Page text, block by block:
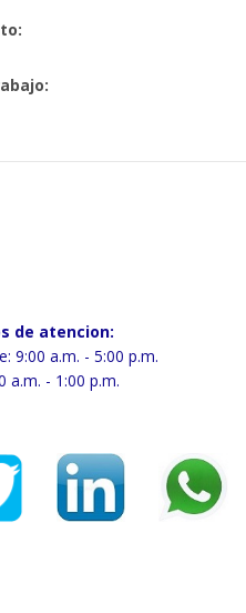
de atencion:
9:00 a.m. - 5:00 p.m.
a.m. - 1:00 p.m.